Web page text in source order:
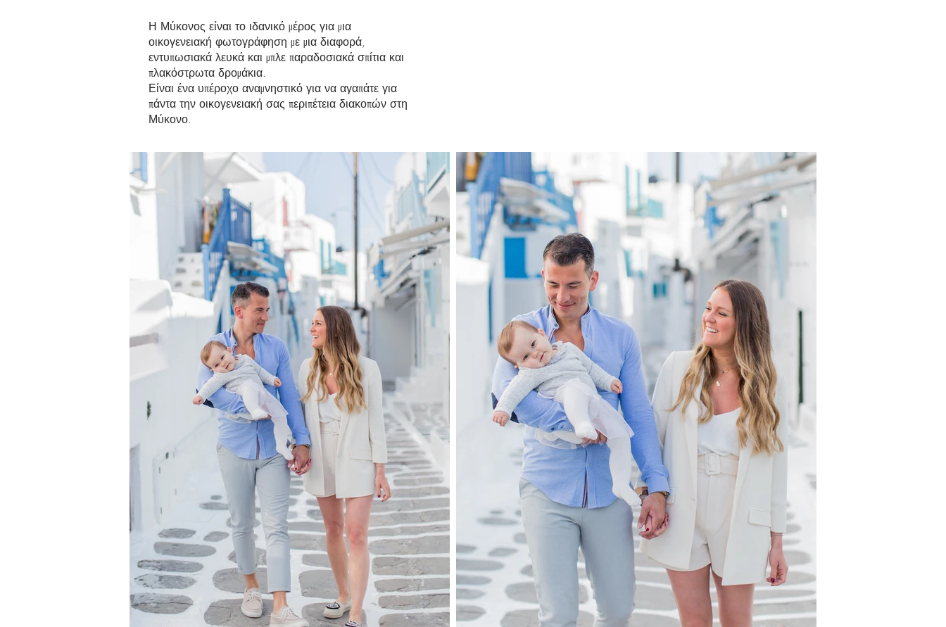
Η Μύκονος είναι το ιδανικό μέρος για μια
οικογενειακή φωτογράφηση με μια διαφορά,
εντυπωσιακά λευκά και μπλε παραδοσιακά σπίτια και
πλακόστρωτα δρομάκια.
Είναι ένα υπέροχο αναμνηστικό για να αγαπάτε για
πάντα την οικογενειακή σας περιπέτεια διακοπών στη
Μύκονο.